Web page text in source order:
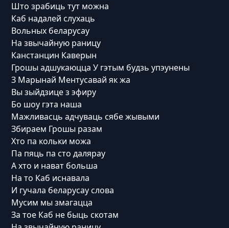
Што зрабиць тут можна
Каб надалей слухаць
Вольных беларусау
На звычайную раницу
Канстанцин Каверын
Грошы адшукаюцца У гэтым будзь упэунены
З Марынай Ментусавай як жа
Вы зыйдзице з эфиру
Бо шоу гэта наша
Мажливасць адчуваць сябе жывыми
Збираем Грошы разам
Хто па кольки можа
Па пяць па сто далярау
А хто и нават больша
На то Каб иснавала
И гучала беларусау слова
Мусим мы змагацца
За тое Каб не быць скотам